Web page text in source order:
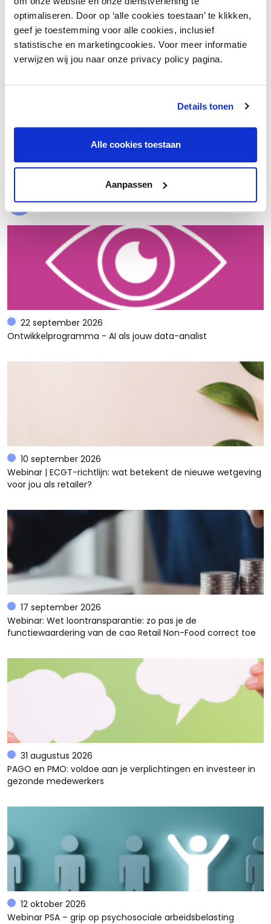
optimaliseren. Door op ‘alle cookies toestaan’ te klikken,
geef je toestemming voor alle cookies, inclusief
statistische en marketingcookies. Voor meer informatie
verwijzen wij jou naar onze privacy policy pagina.
Details tonen
Alle cookies toestaan
Aanpassen
Laad meer
Evenementen
22 september 2026
Ontwikkelprogramma - AI als jouw data-analist
10 september 2026
Webinar | ECGT-richtlijn: wat betekent de nieuwe wetgeving
voor jou als retailer?
17 september 2026
Webinar: Wet loontransparantie: zo pas je de
functiewaardering van de cao Retail Non-Food correct toe
31 augustus 2026
PAGO en PMO: voldoe aan je verplichtingen en investeer in
gezonde medewerkers
12 oktober 2026
Webinar PSA – grip op psychosociale arbeidsbelasting